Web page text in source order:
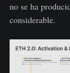
no se ha
considerable.